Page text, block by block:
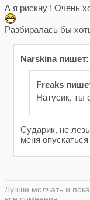
А я рискну ! Очень
Разбиралась бы
Narskina пишет:
Freaks
Натусик, ты
Сударик, не
меня
Лучше молчать и